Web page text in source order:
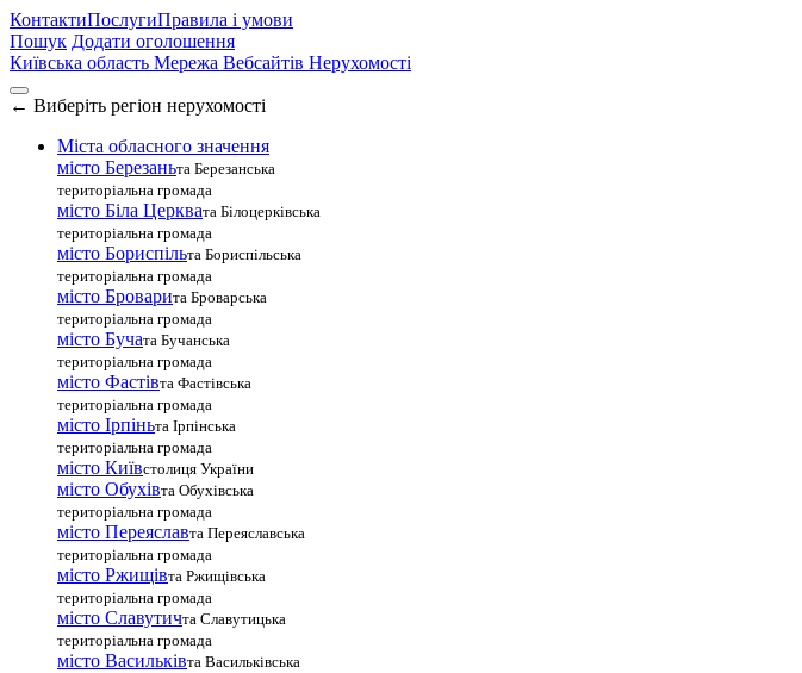
КонтактиПослугиПравила і умови
Пошук Додати оголошення
Київська область Мережа Вебсайтів Нерухомості
← Виберіть регіон нерухомості
Міста обласного значення
місто Березаньта Березанська
територіальна громада
місто Біла Церквата Білоцерківська
територіальна громада
місто Бориспільта Бориспільська
територіальна громада
місто Броварита Броварська
територіальна громада
місто Бучата Бучанська
територіальна громада
місто Фастівта Фастівська
територіальна громада
місто Ірпіньта Ірпінська
територіальна громада
місто Київстолиця України
місто Обухівта Обухівська
територіальна громада
місто Переяславта Переяславська
територіальна громада
місто Ржищівта Ржищівська
територіальна громада
місто Славутичта Славутицька
територіальна громада
місто Василькiвта Васильківська